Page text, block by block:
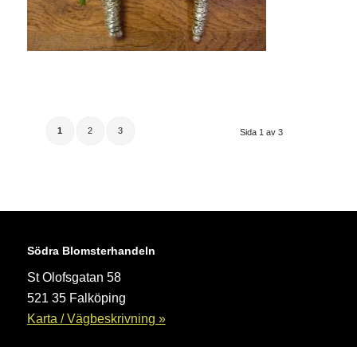
Sida 1 av 3
1 2 3
Södra Blomsterhandeln
St Olofsgatan 58
521 35 Falköping
Karta / Vägbeskrivning »